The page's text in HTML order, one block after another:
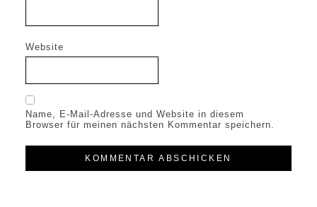
Website
Name, E-Mail-Adresse und Website in diesem
Browser für meinen nächsten Kommentar speichern.